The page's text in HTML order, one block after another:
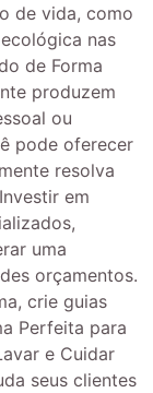
de vida, como
nas
de Forma
produzem
ou
pode oferecer
resolva
em
uma
orçamentos.
crie guias
Perfeita para
e Cuidar
seus clientes